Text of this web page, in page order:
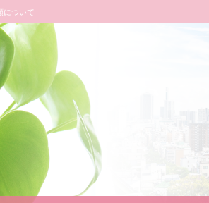
について